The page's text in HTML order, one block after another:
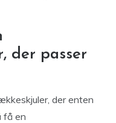
der passer
der enten
få en